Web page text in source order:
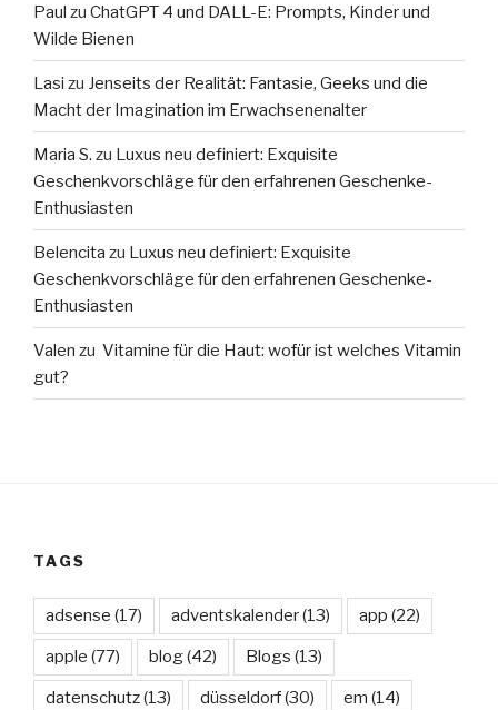
Paul zu ChatGPT 4 und DALL-E: Prompts, Kinder und
Wilde Bienen
Lasi zu Jenseits der Realität: Fantasie, Geeks und die
Macht der Imagination im Erwachsenenalter
Maria S. zu Luxus neu definiert: Exquisite
Geschenkvorschläge für den erfahrenen Geschenke-
Enthusiasten
Belencita zu Luxus neu definiert: Exquisite
Geschenkvorschläge für den erfahrenen Geschenke-
Enthusiasten
Valen zu Vitamine für die Haut: wofür ist welches Vitamin
gut?
TAGS
adsense (17) adventskalender(13) app (22)
apple (77) blog(42) Blogs (13)
datenschutz(13) düsseldorf(30) em (14)